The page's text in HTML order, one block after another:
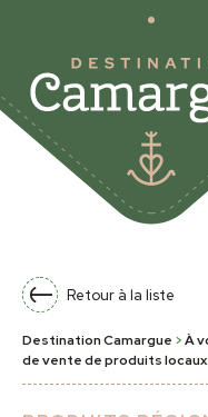
Retour à la liste
Destination Camargue >À
de vente de produits locaux